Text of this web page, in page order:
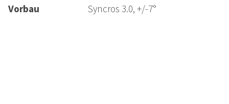
Vorbau
Syncros 3.0, +/-7°